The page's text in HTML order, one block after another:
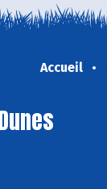
Accueil